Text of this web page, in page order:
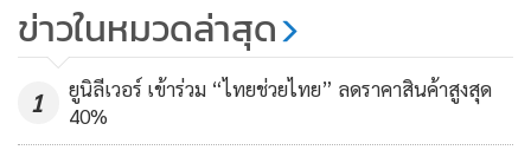
สำคัญต่อการบำรุงรักษา โชคดีที่ได้แรงสนับสนุนจากชาวบ้านใน
พื้นที่ช่วยเฝ้าดูแลและปลูกซ่อมป่ายามที่ป่าเสียหาย เพื่อให้ต้นไม้
นานาพรรณเหล่านี้ได้เติบใหญ่แผ่กิ่งก้านเขียวชอุ่มอยู่คู่ลุ่มแม่น้ำ
เวฬุต่อไป
ข่าวในหมวดล่าสุด
1
ยูนิลีเวอร์ เข้าร่วม “ไทยช่วยไทย” ลดราคาสินค้าสูงสุด
40%